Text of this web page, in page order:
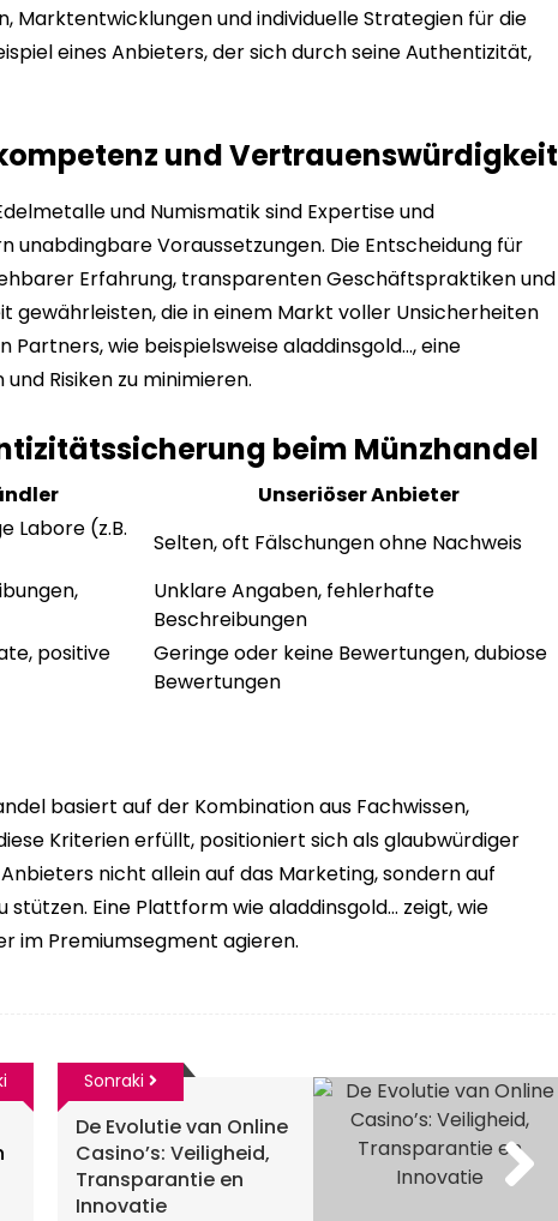
Marktentwicklungen und individuelle Strategien für die
eines Anbieters, der sich durch seine Authentizität,
und Vertrauenswürdigkeit
und Numismatik sind Expertise und
Voraussetzungen. Die Entscheidung für
Erfahrung, transparenten Geschäftspraktiken und
gewährleisten, die in einem Markt voller Unsicherheiten
wie beispielsweise aladdinsgold…, eine
Risiken zu minimieren.
beim Münzhandel
Unseriöser Anbieter
Labore (z.B.
Selten, oft Fälschungen ohne Nachweis
Unklare Angaben, fehlerhafte
Beschreibungen
positive
Geringe oder keine Bewertungen, dubiose
Bewertungen
basiert auf der Kombination aus Fachwissen,
Kriterien erfüllt, positioniert sich als glaubwürdiger
nicht allein auf das Marketing, sondern auf
Eine Plattform wie aladdinsgold… zeigt, wie
im Premiumsegment agieren.
De Evolutie van Online
Casino’s: Veiligheid,
Transparantie en
Innovatie
Sonraki